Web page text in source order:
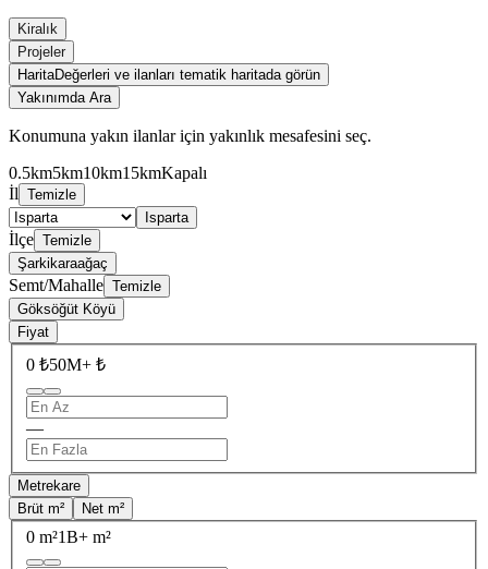
Kiralık
Projeler
HaritaDeğerleri ve ilanları tematik haritada görün
Yakınımda Ara
Konumuna yakın ilanlar için yakınlık mesafesini seç.
0.5km5km10km15kmKapalı
İl Temizle
Isparta
İlçe Temizle
Şarkikaraağaç
Semt/Mahalle Temizle
Göksöğüt Köyü
Fiyat
0 ₺50M+ ₺
—
Metrekare
Brüt m²
Net m²
0 m²1B+ m²